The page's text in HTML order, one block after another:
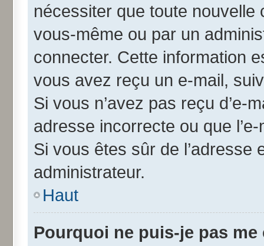
nécessiter que toute
vous-même ou par un
connecter. Cette information
vous avez reçu un e-mail,
Si vous n’avez pas reçu d’e-
adresse incorrecte ou que
Si vous êtes sûr de l’adresse
administrateur.
Haut
Pourquoi ne puis-je pas